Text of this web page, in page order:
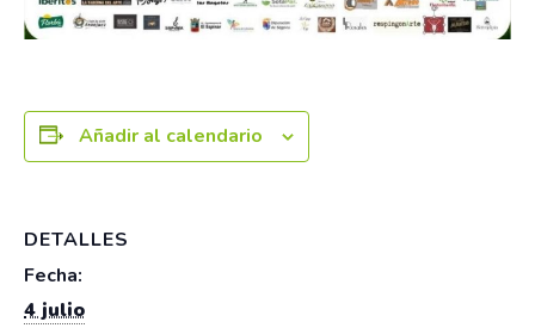
Añadir al calendario
DETALLES
Fecha:
4 julio